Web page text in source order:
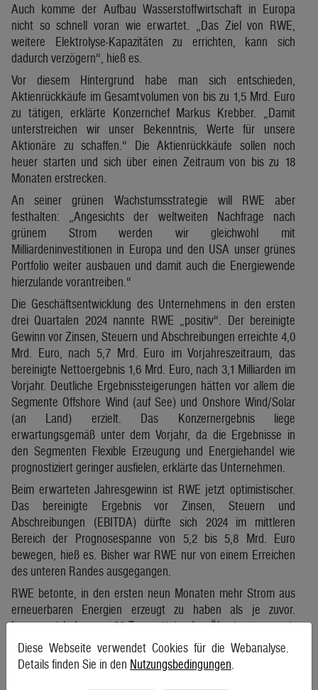
Auch komme der Aufbau Wasserstoffwirtschaft in Europa
nicht so schnell voran wie erwartet. „Das Ziel von RWE,
weitere Elektrolyse-Kapazitäten zu errichten, kann sich
dadurch verzögern“, hieß es.
Vor diesem Hintergrund habe man sich entschieden,
Aktienrückkäufe im Gesamtvolumen von bis zu 1,5 Mrd. Euro
zu tätigen, erklärte Konzernchef Markus Krebber. „Damit
unterstreichen wir unser Bekenntnis, Werte für unsere
Aktionäre zu schaffen.“ Die Aktienrückkäufe sollen noch
heuer starten und sich über einen Zeitraum von bis zu 18
Monaten erstrecken.
An seiner grünen Wachstumsstrategie will RWE aber
festhalten: „Angesichts der weltweiten Nachfrage nach
grünem Strom werden wir gleichwohl mit
Milliardeninvestitionen in Europa und den USA unser grünes
Portfolio weiter ausbauen und damit auch die Energiewende
hierzulande vorantreiben.“
Die Geschäftsentwicklung des Unternehmens in den ersten
drei Quartalen 2024 nannte RWE „positiv“. Der bereinigte
Gewinn vor Zinsen, Steuern und Abschreibungen erreichte 4,0
Mrd. Euro, nach 5,7 Mrd. Euro im Vorjahreszeitraum, das
bereinigte Nettoergebnis 1,6 Mrd. Euro, nach 3,1 Milliarden im
Vorjahr. Deutliche Ergebnissteigerungen hätten vor allem die
Segmente Offshore Wind (auf See) und Onshore Wind/Solar
(an Land) erzielt. Das Konzernergebnis liege
erwartungsgemäß unter dem Vorjahr, da die Ergebnisse in
den Segmenten Flexible Erzeugung und Energiehandel wie
prognostiziert geringer ausfielen, erklärte das Unternehmen.
Beim erwarteten Jahresgewinn ist RWE jetzt optimistischer.
Das bereinigte Ergebnis vor Zinsen, Steuern und
Abschreibungen (EBITDA) dürfte sich 2024 im mittleren
Bereich der Prognosespanne von 5,2 bis 5,8 Mrd. Euro
bewegen, hieß es. Bisher war RWE nur von einem Erreichen
des unteren Randes ausgegangen.
RWE betonte, in den ersten neun Monaten mehr Strom aus
erneuerbaren Energien erzeugt zu haben als je zuvor.
Insgesamt habe man 36 Terawattstunden Ökostrom erzeugt,
14 Prozent mehr als im Vorjahreszeitraum. Gleichzeitig habe
man die CO2-Emissionen um 21 Prozent gesenkt.
Diese Webseite verwendet Cookies für die Webanalyse.
Details finden Sie in den Nutzungsbedingungen.